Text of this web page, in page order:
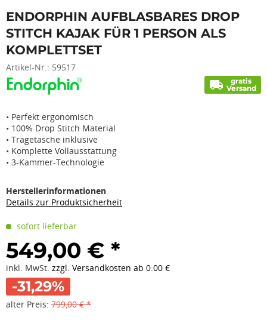
ENDORPHIN AUFBLASBARES DROP
STITCH KAJAK FÜR 1 PERSON ALS
KOMPLETTSET
Artikel-Nr.: 59517
local_shipping
gratis
Versand
• Perfekt ergonomisch
• 100% Drop Stitch Material
• Tragetasche inklusive
• Komplette Vollausstattung
• 3-Kammer-Technologie
Herstellerinformationen
Details zur Produktsicherheit
sofort lieferbar
549,00 € *
inkl. MwSt. zzgl. Versandkosten ab 0.00 €
-31,29%
alter Preis: 799,00 € *